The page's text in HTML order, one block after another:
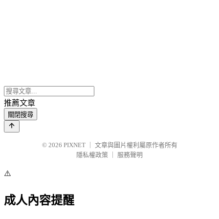
推薦文章
關閉搜尋
© 2026 PIXNET
文章與圖片權利屬原作者所有
隱私權政策
服務聲明
⚠️
成人內容提醒